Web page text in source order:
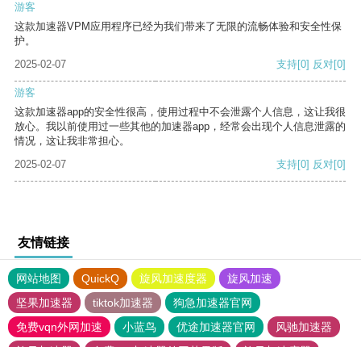
游客
这款加速器VPM应用程序已经为我们带来了无限的流畅体验和安全性保
护。
2025-02-07
支持[0] 反对[0]
游客
这款加速器app的安全性很高，使用过程中不会泄露个人信息，这让我很
放心。我以前使用过一些其他的加速器app，经常会出现个人信息泄露的
情况，这让我非常担心。
2025-02-07
支持[0] 反对[0]
友情链接
网站地图 QuickQ 旋风加速度器
旋风加速
坚果加速器
tiktok加速器
狗急加速器官网
免费vqn外网加速
小蓝鸟 优途加速器官网
风驰加速器